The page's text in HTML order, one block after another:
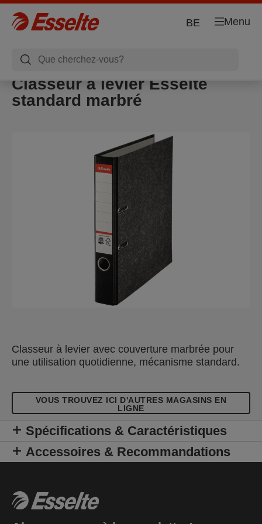
Menu
BE
Classeur à levier Esselte
standard marbré
Classeur à levier avec couverture marbrée pour
une utilisation quotidienne, mécanisme standard.
VOUS TROUVEZ ICI D'AUTRES MAGASINS EN
LIGNE
Spécifications & Caractéristiques
Accessoires & Recommandations